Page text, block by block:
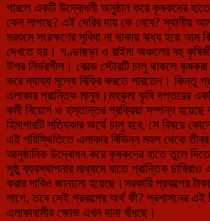
পারলে একটি উদ্বোধনী অনুষ্ঠান করে কৃষকদের
কেন লাগছে? এই দেরির দায় কে নেবে? স্থানীয়
মরশুমে সংরক্ষণের সুবিধা না থাকায় বাধ্য হয়ে আম
দেখতে হয়। গণ্ডাছড়া ও রাইমা অঞ্চলের বহু
উপর নির্ভরশীল। কোল্ড স্টোরটি চালু থাকলে
করে ন্যায্য মূল্যে বিক্রি করতে পারতেন। কিন্তু
এলাকার প্রান্তিক মানুষ।মহকুমা কৃষি দপ্তরের
কর্মী নিয়োগ ও হস্তান্তর প্রক্রিয়া সম্পন্ন হয়েছে
হিমাগারটি সত্যিকার অর্থে চালু হবে, সে বিষয়ে
এই পরিস্থিতিতে এলাকার বিভিন্ন মহল থেকে তীব্র
আনুষ্ঠানিক উদ্বোধন করে কৃষকদের হাতে তুলে
সুষ্ঠু ব্যবস্থাপনার মাধ্যমে যাতে প্রান্তিক চাষিরাও
করার দাবিও জানানো হয়েছে।সরকারি প্রকল্পের
লাগে, তবে সেই প্রকল্পের অর্থ কী? প্রশাসনের এই
এলাকাবাসীর ক্ষোভ এখন দানা বাঁধছে।